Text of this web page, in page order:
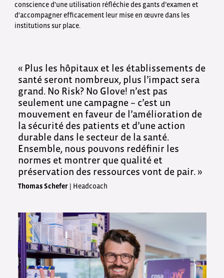
conscience d'une utilisation réfléchie des gants d’examen et
d'accompagner efficacement leur mise en œuvre dans les
institutions sur place.
« Plus les hôpitaux et les établissements de
santé seront nombreux, plus l’impact sera
grand. No Risk? No Glove! n’est pas
seulement une campagne – c’est un
mouvement en faveur de l’amélioration de
la sécurité des patients et d’une action
durable dans le secteur de la santé.
Ensemble, nous pouvons redéfinir les
normes et montrer que qualité et
préservation des ressources vont de pair. »
Thomas Schefer| Headcoach